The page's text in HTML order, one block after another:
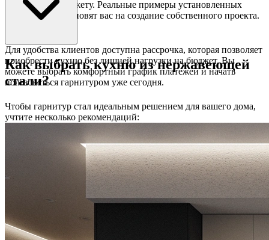
размеру или бюджету. Реальные примеры установленных
гарнитуров вдохновят вас на создание собственного проекта.
Для удобства клиентов доступна рассрочка, которая позволяет
приобрести кухню без лишней нагрузки на бюджет. Вы
можете выбрать комфортный график платежей и начать
пользоваться гарнитуром уже сегодня.
Как выбрать кухню из нержавеющей
стали?
Чтобы гарнитур стал идеальным решением для вашего дома,
учтите несколько рекомендаций: